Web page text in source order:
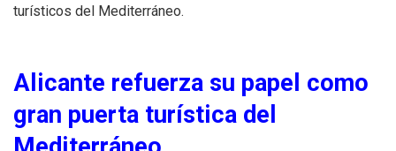
turísticos del Mediterráneo.
Alicante refuerza su papel como
gran puerta turística del